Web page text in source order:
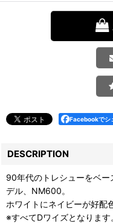
Facebookでシ
DESCRIPTION
90年代のトレシューをベ
デル、NM600。
ホワイトにネイビーが好配
※すべてDワイズとなります